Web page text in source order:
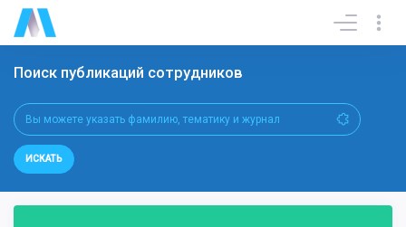
Поиск публикаций сотрудников
ИСКАТЬ